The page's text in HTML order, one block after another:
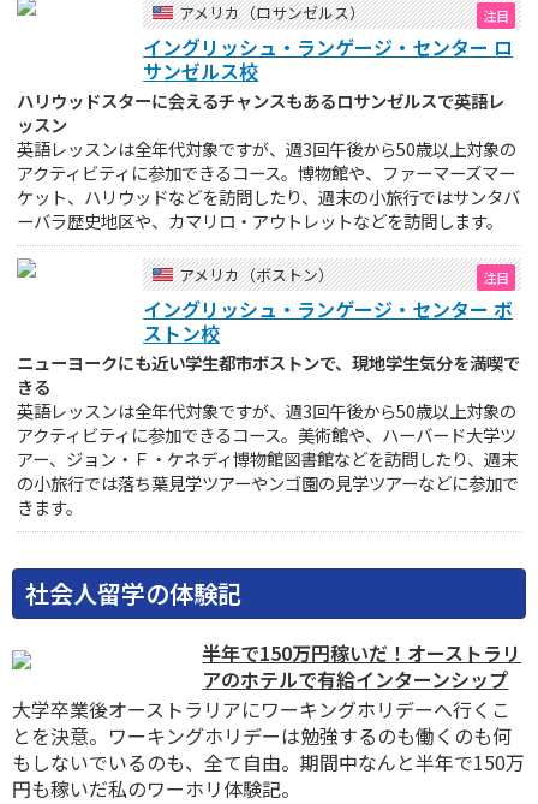
アメリカ（ロサンゼルス）
イングリッシュ・ランゲージ・センター ロ
サンゼルス校
ハリウッドスターに会えるチャンスもあるロサンゼルスで英語レ
ッスン
英語レッスンは全年代対象ですが、週3回午後から50歳以上対象の
アクティビティに参加できるコース。博物館や、ファーマーズマー
ケット、ハリウッドなどを訪問したり、週末の小旅行ではサンタバ
ーバラ歴史地区や、カマリロ・アウトレットなどを訪問します。
アメリカ（ボストン）
イングリッシュ・ランゲージ・センター ボ
ストン校
ニューヨークにも近い学生都市ボストンで、現地学生気分を満喫で
きる
英語レッスンは全年代対象ですが、週3回午後から50歳以上対象の
アクティビティに参加できるコース。美術館や、ハーバード大学ツ
アー、ジョン・Ｆ・ケネディ博物館図書館などを訪問したり、週末
の小旅行では落ち葉見学ツアーやンゴ園の見学ツアーなどに参加で
きます。
社会人留学の体験記
半年で150万円稼いだ！オーストラリ
アのホテルで有給インターンシップ
大学卒業後オーストラリアにワーキングホリデーへ行くこ
とを決意。ワーキングホリデーは勉強するのも働くのも何
もしないでいるのも、全て自由。期間中なんと半年で150万
円も稼いだ私のワーホリ体験記。